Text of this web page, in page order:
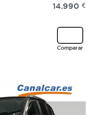
14.990 €
Comparar